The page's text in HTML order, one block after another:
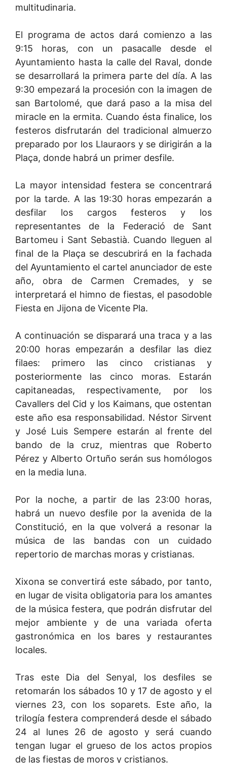
multitudinaria.
El programa de actos dará comienzo a las
9:15 horas, con un pasacalle desde el
Ayuntamiento hasta la calle del Raval, donde
se desarrollará la primera parte del día. A las
9:30 empezará la procesión con la imagen de
san Bartolomé, que dará paso a la misa del
miracle en la ermita. Cuando ésta finalice, los
festeros disfrutarán del tradicional almuerzo
preparado por los Llauraors y se dirigirán a la
Plaça, donde habrá un primer desfile.
La mayor intensidad festera se concentrará
por la tarde. A las 19:30 horas empezarán a
desfilar los cargos festeros y los
representantes de la Federació de Sant
Bartomeu i Sant Sebastià. Cuando lleguen al
final de la Plaça se descubrirá en la fachada
del Ayuntamiento el cartel anunciador de este
año, obra de Carmen Cremades, y se
interpretará el himno de fiestas, el pasodoble
Fiesta en Jijona de Vicente Pla.
A continuación se disparará una traca y a las
20:00 horas empezarán a desfilar las diez
filaes: primero las cinco cristianas y
posteriormente las cinco moras. Estarán
capitaneadas, respectivamente, por los
Cavallers del Cid y los Kaimans, que ostentan
este año esa responsabilidad. Néstor Sirvent
y José Luis Sempere estarán al frente del
bando de la cruz, mientras que Roberto
Pérez y Alberto Ortuño serán sus homólogos
en la media luna.
Por la noche, a partir de las 23:00 horas,
habrá un nuevo desfile por la avenida de la
Constitució, en la que volverá a resonar la
música de las bandas con un cuidado
repertorio de marchas moras y cristianas.
Xixona se convertirá este sábado, por tanto,
en lugar de visita obligatoria para los amantes
de la música festera, que podrán disfrutar del
mejor ambiente y de una variada oferta
gastronómica en los bares y restaurantes
locales.
Tras este Dia del Senyal, los desfiles se
retomarán los sábados 10 y 17 de agosto y el
viernes 23, con los soparets. Este año, la
trilogía festera comprenderá desde el sábado
24 al lunes 26 de agosto y será cuando
tengan lugar el grueso de los actos propios
de las fiestas de moros y cristianos.